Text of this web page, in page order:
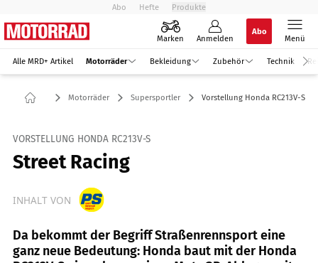
Abo Hefte Produkte
Marken Anmelden
Abo
Menü
Alle MRD+ Artikel Motorräder Bekleidung Zubehör Technik
Motorräder Supersportler Vorstellung Honda RC213V-S
VORSTELLUNG HONDA RC213V-S
Street Racing
INHALT VON
Da bekommt der Begriff Straßenrennsport eine
ganz neue Bedeutung: Honda baut mit der Honda